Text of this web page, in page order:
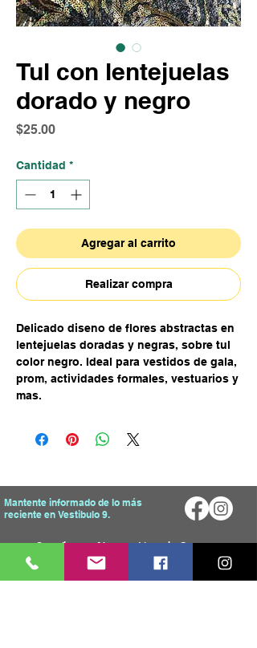
Tul con lentejuelas
dorado y negro
$25.00Precio
Cantidad *
Agregar al carrito
Realizar compra
Delicado diseno de flores abstractas en
lentejuelas doradas y negras, sobre tul
color negro. Ideal para vestidos de gala,
prom, actividades formales, vestuarios y
mas.
Mantente informado de lo más
reciente en Vestibulo 9.
Enviar